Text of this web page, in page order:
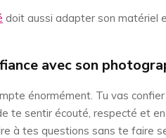
doit aussi adapter son matériel
avec son
énormément. Tu vas
te sentir écouté, respecté et
à tes questions sans te faire